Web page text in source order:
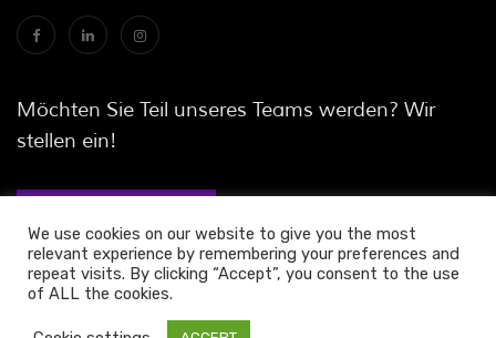
Möchten Sie Teil unseres Teams werden? Wir
stellen ein!
© 2021 ALL RIGHTS RESERVED. Vinculum
We use cookies on our website to give you the most
relevant experience by remembering your preferences and
repeat visits. By clicking “Accept”, you consent to the use
of ALL the cookies.